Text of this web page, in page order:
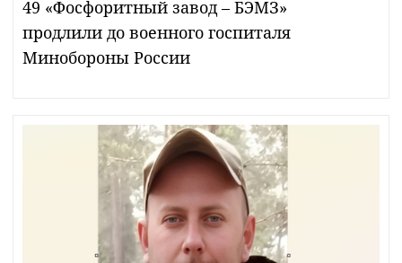
49 «Фосфоритный завод – БЭМЗ»
продлили до военного госпиталя
Минобороны России